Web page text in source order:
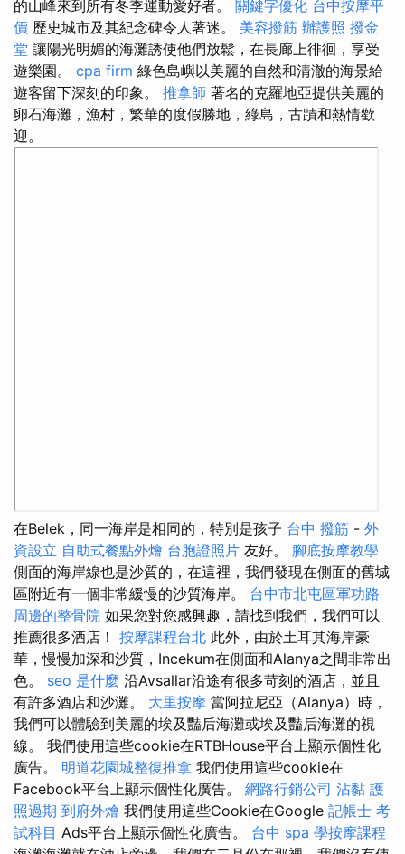
的山峰來到所有冬季運動愛好者。 關鍵字優化 台中按摩平
價 歷史城市及其紀念碑令人著迷。 美容撥筋 辦護照 撥金
堂 讓陽光明媚的海灘誘使他們放鬆，在長廊上徘徊，享受
遊樂園。 cpa firm 綠色島嶼以美麗的自然和清澈的海景給
遊客留下深刻的印象。 推拿師 著名的克羅地亞提供美麗的
卵石海灘，漁村，繁華的度假勝地，綠島，古蹟和熱情歡
迎。
在Belek，同一海岸是相同的，特別是孩子 台中 撥筋 - 外
資設立 自助式餐點外燴 台胞證照片 友好。 腳底按摩教學
側面的海岸線也是沙質的，在這裡，我們發現在側面的舊城
區附近有一個非常緩慢的沙質海岸。 台中市北屯區軍功路
周邊的整骨院 如果您對您感興趣，請找到我們，我們可以
推薦很多酒店！ 按摩課程台北 此外，由於土耳其海岸豪
華，慢慢加深和沙質，Incekum在側面和Alanya之間非常出
色。 seo 是什麼 沿Avsallar沿途有很多苛刻的酒店，並且
有許多酒店和沙灘。 大里按摩 當阿拉尼亞（Alanya）時，
我們可以體驗到美麗的埃及豔后海灘或埃及豔后海灘的視
線。 我們使用這些cookie在RTBHouse平台上顯示個性化
廣告。 明道花園城整復推拿 我們使用這些cookie在
Facebook平台上顯示個性化廣告。 網路行銷公司 沾黏 護
照過期 到府外燴 我們使用這些Cookie在Google 記帳士 考
試科目 Ads平台上顯示個性化廣告。 台中 spa 學按摩課程